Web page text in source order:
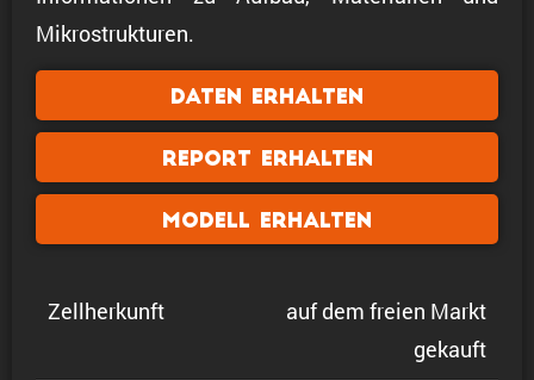
Mikrostrukturen.
Daten erhalten
Report erhalten
Modell erhalten
Zellher­kunft
auf dem freien Markt
gekauft